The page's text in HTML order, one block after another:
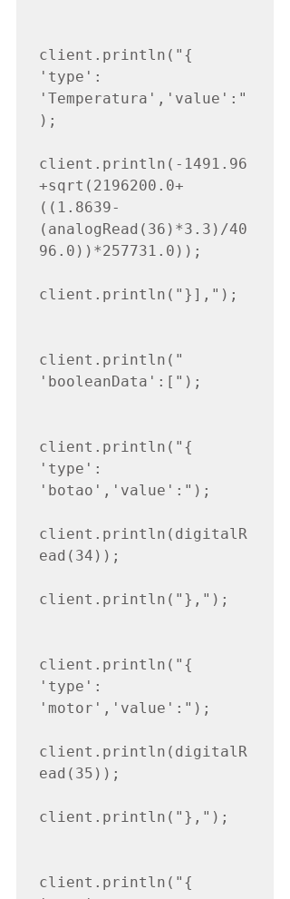
client.println("{
'type':
'Temperatura','value':"
);
client.println(-1491.96
+sqrt(2196200.0+
((1.8639-
(analogRead(36)*3.3)/40
96.0))*257731.0));
client.println("}],");
client.println("
'booleanData':[");
client.println("{
'type':
'botao','value':");
client.println(digitalR
ead(34));
client.println("},");
client.println("{
'type':
'motor','value':");
client.println(digitalR
ead(35));
client.println("},");
client.println("{